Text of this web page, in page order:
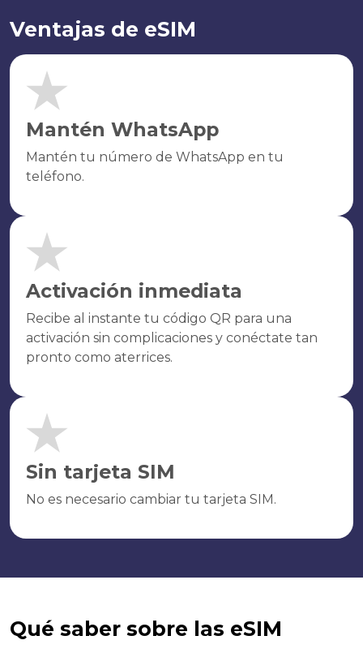
Ventajas de eSIM
Mantén WhatsApp
Mantén tu número de WhatsApp en tu
teléfono.
Activación inmediata
Recibe al instante tu código QR para una
activación sin complicaciones y conéctate tan
pronto como aterrices.
Sin tarjeta SIM
No es necesario cambiar tu tarjeta SIM.
Qué saber sobre las eSIM